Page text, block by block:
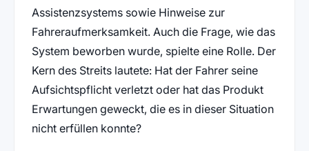
Assistenzsystems sowie Hinweise zur
Fahreraufmerksamkeit. Auch die Frage, wie das
System beworben wurde, spielte eine Rolle. Der
Kern des Streits lautete: Hat der Fahrer seine
Aufsichtspflicht verletzt oder hat das Produkt
Erwartungen geweckt, die es in dieser Situation
nicht erfüllen konnte?